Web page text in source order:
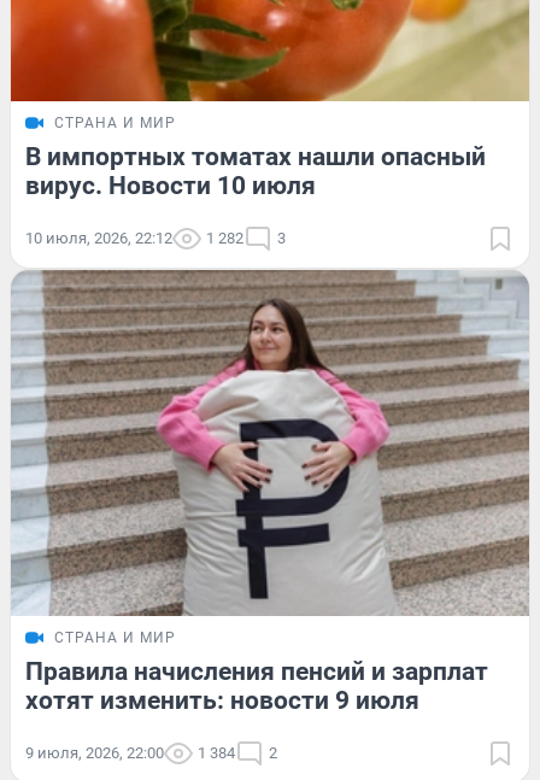
СТРАНА И МИР
В импортных томатах нашли опасный
вирус. Новости 10 июля
10 июля, 2026, 22:12 1 282 3
СТРАНА И МИР
Правила начисления пенсий и зарплат
хотят изменить: новости 9 июля
9 июля, 2026, 22:00 1 384 2